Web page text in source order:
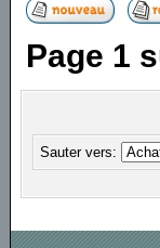
Page 1
Sauter vers: